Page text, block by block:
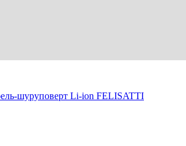
шуруповерт Li-ion FELISATTI